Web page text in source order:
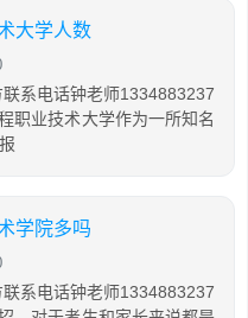
大学人数
系电话钟老师1334883237
职业技术大学作为一所知名
学院多吗
系电话钟老师1334883237